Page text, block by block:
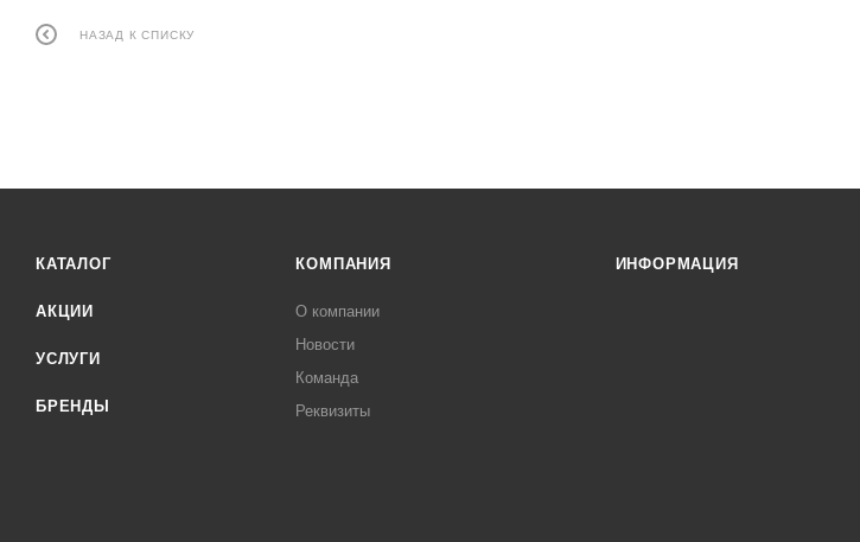
НАЗАД К СПИСКУ
КАТАЛОГ
АКЦИИ
УСЛУГИ
БРЕНДЫ
КОМПАНИЯ
О компании
Новости
Команда
Реквизиты
ИНФОРМАЦИЯ